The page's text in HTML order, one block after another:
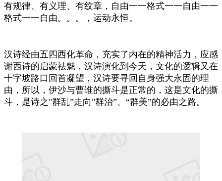
有规律、有义理、有纹章，自由一一格式一一自由一一
格式一一自由。。。，运动永恒。
汉诗经由五四西化革命，充实了内在的精神活力，应感
谢西诗的启蒙祛魅，汉诗演化到今天，文化的逻辑又在
十字坡路口回首凝望，汉诗要寻回自身强大永固的理
由，所以，伊沙与曹谁的撕斗是正常的，这是文化的撕
斗，是诗之"群乱”走向"群治”、“群美”的必由之路。